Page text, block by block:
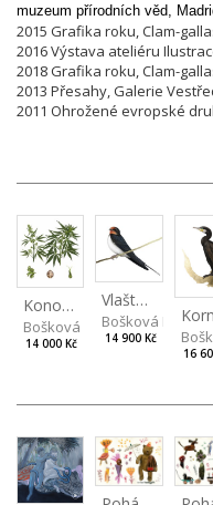
muzeum přírodních věd,
2015 Grafika roku, Clam-
2016 Výstava ateliéru
2018 Grafika roku, Clam-
2013 Přesahy, Galerie
2011 Ohrožené evropské
Konopí seté
Bošková Radka
14 000 Kč
Vlaštovka obecná
Bošková Radka
14 900 Kč
16